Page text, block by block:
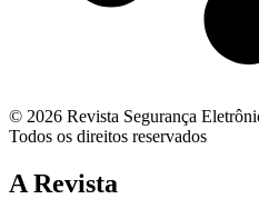
© 2026 Revista Segurança
Todos os direitos reservados
A Revista